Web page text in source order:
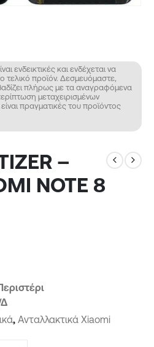
ενδεικτικές και ενδέχεται να
τελικό προϊόν. Δεσμευόμαστε,
πλήρως με τα αναγραφόμενα
μεταχειρισμένων
πραγματικές του προϊόντος
–
NOTE 8
, Ανταλλακτικά Χiaomi